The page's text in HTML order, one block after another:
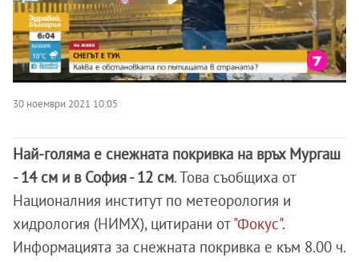
30 ноември 2021 10:05
Най-голяма е снежната покривка на връх Мургаш
- 14 см и в София - 12 см. Това съобщиха от
Националния институт по метеорология и
хидрология (НИМХ), цитирани от"Фокус".
Информацията за снежната покривка е към 8.00 ч.